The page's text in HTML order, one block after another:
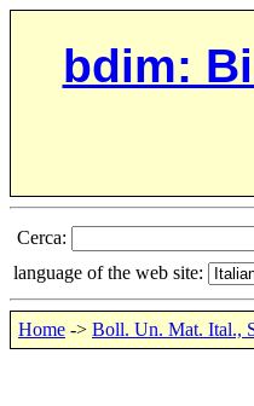
bdim:
Cerca:
language of the web site:
Home -> Boll. Un. Mat. Ital.,